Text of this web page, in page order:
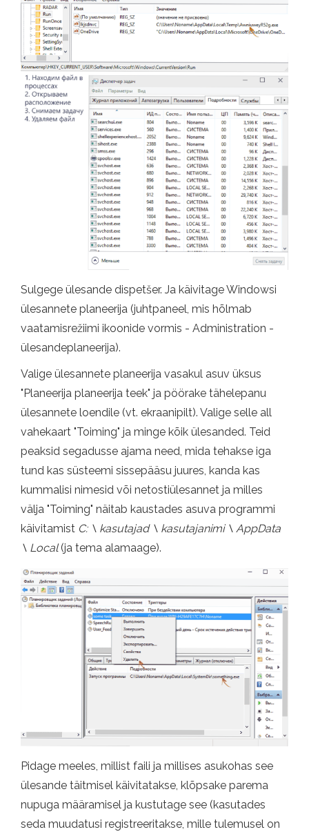
Sulgege ülesande dispetšer. Ja käivitage Windowsi
ülesannete planeerija (juhtpaneel, mis hõlmab
vaatamisrežiimi ikoonide vormis - Administration -
ülesandeplaneerija).
Valige ülesannete planeerija vasakul asuv üksus
"Planeerija planeerija teek" ja pöörake tähelepanu
ülesannete loendile (vt. ekraanipilt). Valige selle all
vahekaart "Toiming" ja minge kõik ülesanded. Teid
peaksid segadusse ajama need, mida tehakse iga
tund kas süsteemi sissepääsu juures, kanda kas
kummalisi nimesid või netostiülesannet ja milles
välja "Toiming" näitab kaustades asuva programmi
käivitamist C: \ kasutajad \ kasutajanimi \ AppData
\ Local(ja tema alamaage).
Pidage meeles, millist faili ja millises asukohas see
ülesande täitmisel käivitatakse, klõpsake parema
nupuga määramisel ja kustutage see (kasutades
seda muudatusi registreeritakse, mille tulemusel on